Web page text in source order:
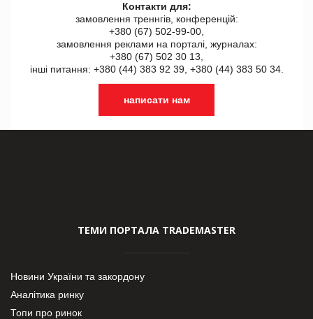
Контакти для:
замовлення треннгів, конференцій:
+380 (67) 502-99-00,
замовлення реклами на порталі, журналах:
+380 (67) 502 30 13,
інші питання: +380 (44) 383 92 39, +380 (44) 383 50 34.
написати нам
ТЕМИ ПОРТАЛА TRADEMASTER
Новини України та закордону
Аналітика ринку
Топи про ринок